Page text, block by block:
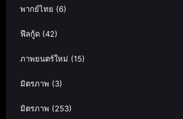
พากย์ไทย (6)
ฟีลกู้ด (42)
ภาพยนตร์ใหม่ (15)
มิตรภาพ (3)
มิตรภาพ (253)